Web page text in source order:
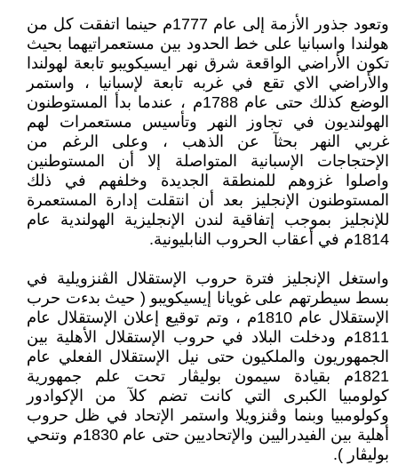
وتعود جذور الأزمة إلى عام 1777م حينما اتفقت كل من
هولندا واسبانيا على خط الحدود بين مستعمراتيهما بحيث
تكون الأراضي الواقعة شرق نهر ايسيكويبو تابعة لهولندا
والأراضي الاي تقع في غربه تابعة لإسبانيا ، واستمر
الوضع كذلك حتى عام 1788م ، عندما بدأ المستوطنون
الهولنديون في تجاوز النهر وتأسيس مستعمرات لهم
غربي النهر بحثآ عن الذهب ، وعلى الرغم من
الإحتجاجات الإسبانية المتواصلة إلا أن المستوطنين
واصلوا غزوهم للمنطقة الجديدة وخلفهم في ذلك
المستوطنون الإنجليز بعد أن انتقلت إدارة المستعمرة
للإنجليز بموجب إتفاقية لندن الإنجليزية الهولندية عام
1814م في أعقاب الحروب النابليونية.
واستغل الإنجليز فترة حروب الإستقلال الڨنزويلية في
بسط سيطرتهم على غويانا إيسيكويبو ( حيث بدءت حرب
الإستقلال عام 1810م ، وتم توقيع إعلان الإستقلال عام
1811م ودخلت البلاد في حروب الإستقلال الأهلية بين
الجمهوريون والملكيون حتى نيل الإستقلال الفعلي عام
1821م بقيادة سيمون بوليڨار تحت علم جمهورية
كولومبيا الكبرى التي كانت تضم كلآ من الإكوادور
وكولومبيا وبنما وڨنزويلا واستمر الإتحاد في ظل حروب
أهلية بين الفيدراليين والإتحاديين حتى عام 1830م وتنحي
بوليڨار ).